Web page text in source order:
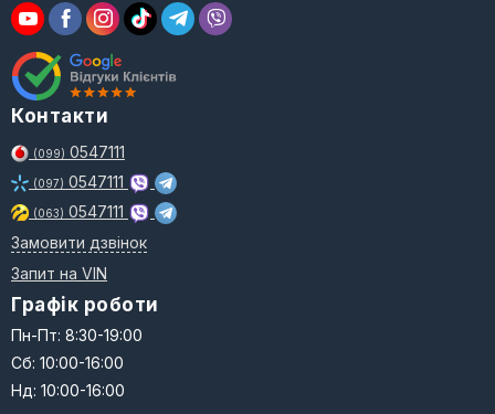
Контакти
(099) 0547111
(097) 0547111
(063) 0547111
Замовити дзвінок
Запит на VIN
Графік роботи
Пн-Пт: 8:30-19:00
Сб: 10:00-16:00
Нд: 10:00-16:00